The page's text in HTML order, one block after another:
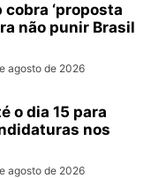
‘proposta
não punir Brasil
agosto de 2026
o dia 15 para
nos
agosto de 2026